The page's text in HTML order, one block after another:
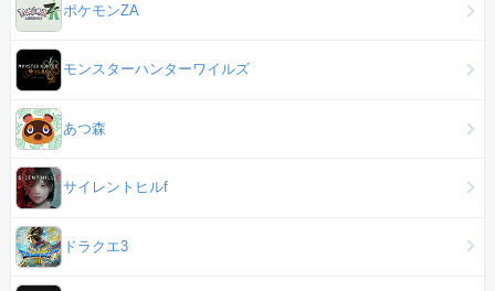
ポケモンZA
モンスターハンターワイルズ
あつ森
サイレントヒルf
ドラクエ3